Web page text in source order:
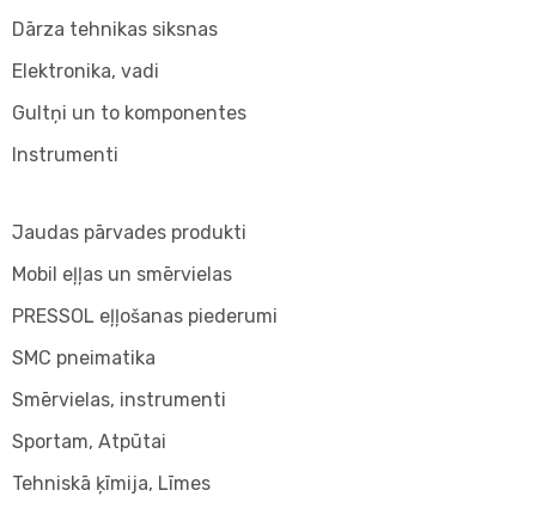
Dārza tehnikas siksnas
Elektronika, vadi
Gultņi un to komponentes
Instrumenti
Jaudas pārvades produkti
Mobil eļļas un smērvielas
PRESSOL eļļošanas piederumi
SMC pneimatika
Smērvielas, instrumenti
Sportam, Atpūtai
Tehniskā ķīmija, Līmes